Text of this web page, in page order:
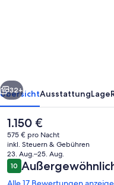
Weiter
32+
ÜbersichtAusstattungLage
Der
aktuelle
Preis
beträgt
1.150 €.
1.150 €
575 € pro Nacht
inkl. Steuern & Gebühren
23. Aug.–25. Aug.
Bewertungen
1010 von 10.